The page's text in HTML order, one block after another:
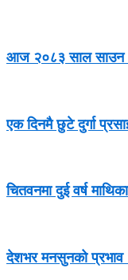
आज २०८३ साल साउन
एक दिनमै छुटे दुर्गा
चितवनमा दुई वर्ष
देशभर मनसुनको प्रभाव